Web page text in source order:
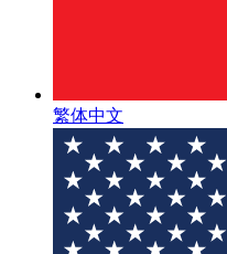
繁体中文